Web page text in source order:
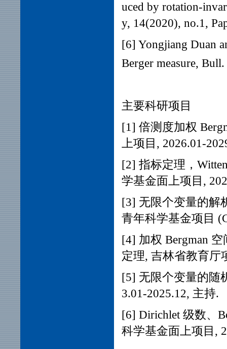
uced by rotation-
y, 14(2020), no.1,
[6] Yongjiang Duan
Berger measure,
主要科研项目
[1] 倍测度加权
上项目, 2026.01-
[2] 指标定理，
学基金面上项目,
[3] 无限个变量的解
青年科学基金项目
[4] 加权 Bergman
定理, 吉林省教育厅
[5] 无限个变量的随
3.01-2025.12, 主持.
[6] Dirichlet 级数、
科学基金面上项目,